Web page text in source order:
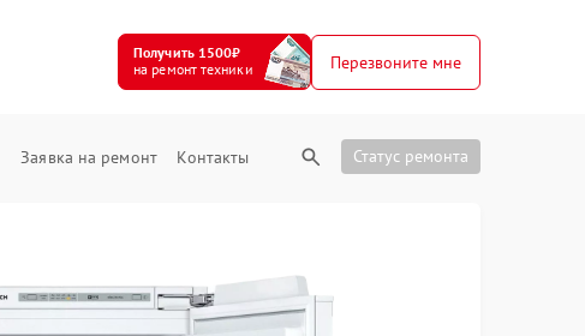
Получить 1500₽
на ремонт техники
Перезвоните мне
Заявка на ремонт Контакты Статус ремонта